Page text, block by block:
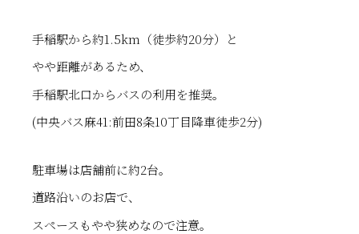
手稲駅から約1.5km（徒歩約20分）と
やや距離があるため、
手稲駅北口からバスの利用を推奨。
(中央バス麻41:前田8条10丁目降車徒歩2分)
駐車場は店舗前に約2台。
道路沿いのお店で、
スペースもやや狭めなので注意。